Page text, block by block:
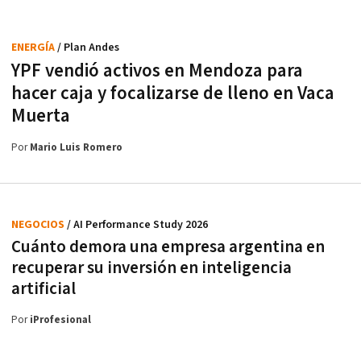
YPF vendió activos en Mendoza para
hacer caja y focalizarse de lleno en Vaca
Muerta
ENERGÍA/ Plan Andes
PorMario Luis Romero
Cuánto demora una empresa argentina en
recuperar su inversión en inteligencia
artificial
NEGOCIOS / AI Performance Study 2026
PoriProfesional